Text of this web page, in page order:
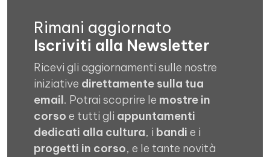
Rimani aggiornato
Iscriviti alla Newsletter
Ricevi gli aggiornamenti sulle nostre
iniziative direttamente sulla tua
email. Potrai scoprire le mostre in
corso e tutti gli appuntamenti
dedicati alla cultura, i bandi e i
progetti in corso, e le tante novità